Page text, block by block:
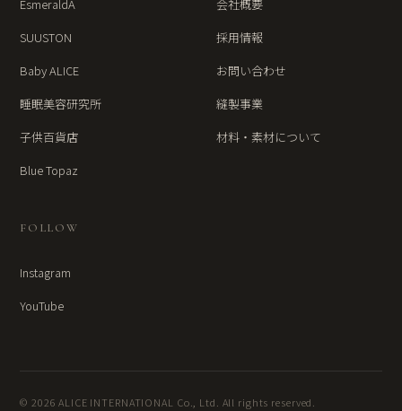
EsmeraldA
SUUSTON
Baby ALICE
睡眠美容研究所
子供百貨店
Blue Topaz
会社概要
採用情報
お問い合わせ
縫製事業
材料・素材について
FOLLOW
Instagram
YouTube
© 2026 ALICE INTERNATIONAL Co., Ltd. All rights reserved.